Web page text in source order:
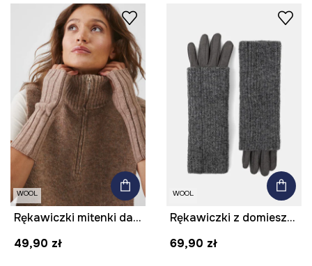
WOOL
Rękawiczki mitenki damskie z domieszką wełny kolor beżowy
49,90 zł
WOOL
Rękawiczki z domieszką wełny damskie kolor szary
69,90 zł